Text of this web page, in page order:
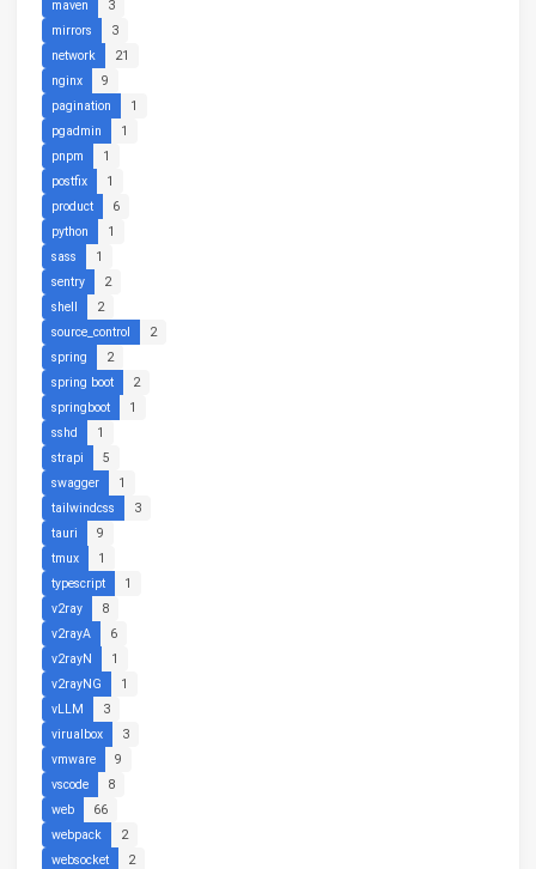
maven
3
mirrors
3
network
21
nginx
9
pagination
1
pgadmin
1
pnpm
1
postfix
1
product
6
python
1
sass
1
sentry
2
shell
2
source_control
2
spring
2
spring boot
2
springboot
1
sshd
1
strapi
5
swagger
1
tailwindcss
3
tauri
9
tmux
1
typescript
1
v2ray
8
v2rayA
6
v2rayN
1
v2rayNG
1
vLLM
3
virualbox
3
vmware
9
vscode
8
web
66
webpack
2
websocket
2